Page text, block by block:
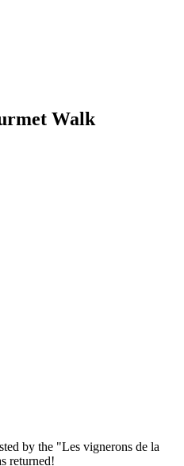
Walk
by the "Les vignerons de la
returned!